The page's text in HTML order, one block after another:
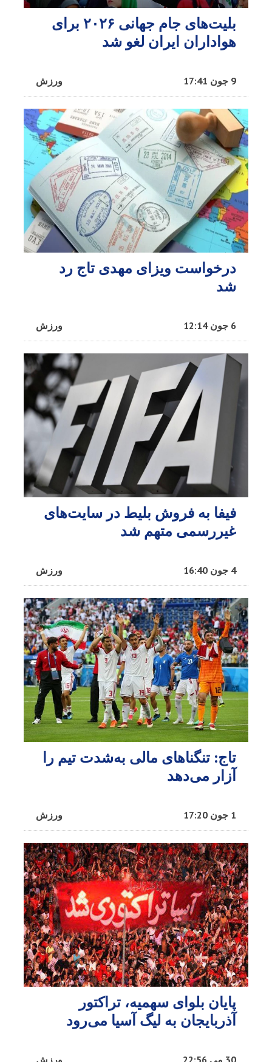
بلیت‌های جام جهانی ۲۰۲۶ برای
هواداران ایران لغو شد
ورزش 9 جون 17:41
درخواست ویزای مهدی تاج رد
شد
ورزش 6 جون 12:14
فیفا به فروش بلیط در سایت‌های
غیررسمی متهم شد
ورزش 4 جون 16:40
تاج: تنگناهای مالی به‌شدت تیم را
آزار می‌دهد
ورزش 1 جون 17:20
پایان بلوای سهمیه، تراکتور
آذربایجان به لیگ آسیا می‌رود
ورزش 30 می 22:56